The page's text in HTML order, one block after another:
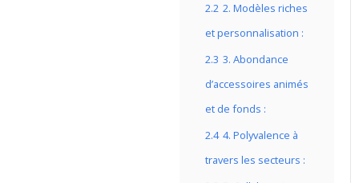
2.2 2. Modèles riches
et personnalisation :
2.3 3. Abondance
d’accessoires animés
et de fonds :
2.4 4. Polyvalence à
travers les secteurs :